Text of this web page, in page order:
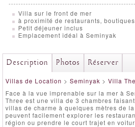
Villa sur le front de mer
à proximité de restaurants,
Petit déjeuner inclus
Emplacement idéal à Seminyak
Description Photos Réserver
Villas de Location > Seminyak > Villa
Face à la vue imprenable sur la mer à
Three est une villa de 3 chambres
villas de charme à quelques mètres de
peuvent facilement explorer les
région ou prendre le court trajet en